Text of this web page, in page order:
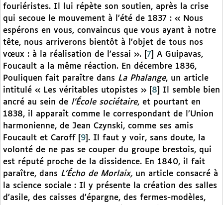
fouriéristes. Il lui répète son soutien, après la crise
qui secoue le mouvement à l’été de 1837 : « Nous
espérons en vous, convaincus que vous ayant à notre
tête, nous arriverons bientôt à l’objet de tous nos
vœux : à la réalisation de l’essai ».
7
A Guipavas,
Foucault a la même réaction. En décembre 1836,
Pouliquen fait paraître dans La Phalange, un article
intitulé « Les véritables utopistes »
8
Il semble bien
ancré au sein de l’École sociétaire, et pourtant en
1838, il apparaît comme le correspondant de l’Union
harmonienne, de Jean Czynski, comme ses amis
Foucault et Caroff
9 . Il faut y voir, sans doute, la
volonté de ne pas se couper du groupe brestois, qui
est réputé proche de la dissidence. En 1840, il fait
paraître, dans L’Écho de Morlaix, un article consacré à
la science sociale : Il y présente la création des salles
d’asile, des caisses d’épargne, des fermes-modèles,